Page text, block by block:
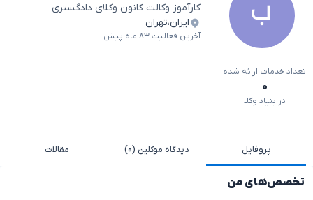
کارآموز وکالت کانون وکلای دادگستری
ایران،تهران
آخرین فعالیت ۸۳ ماه پیش
تعداد خدمات ارائه شده
۰
در بنیاد وکلا
پروفایل دیدگاه موکلین (۰) مقالات
تخصص‌های من